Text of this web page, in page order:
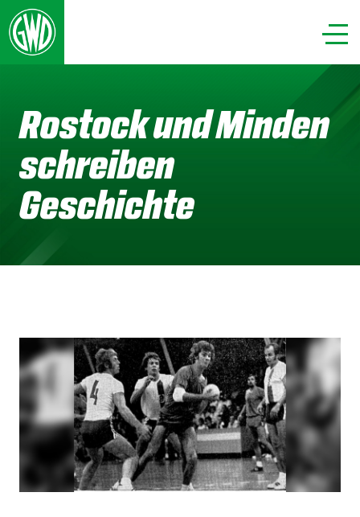
Rostock und Minden
schreiben
Geschichte